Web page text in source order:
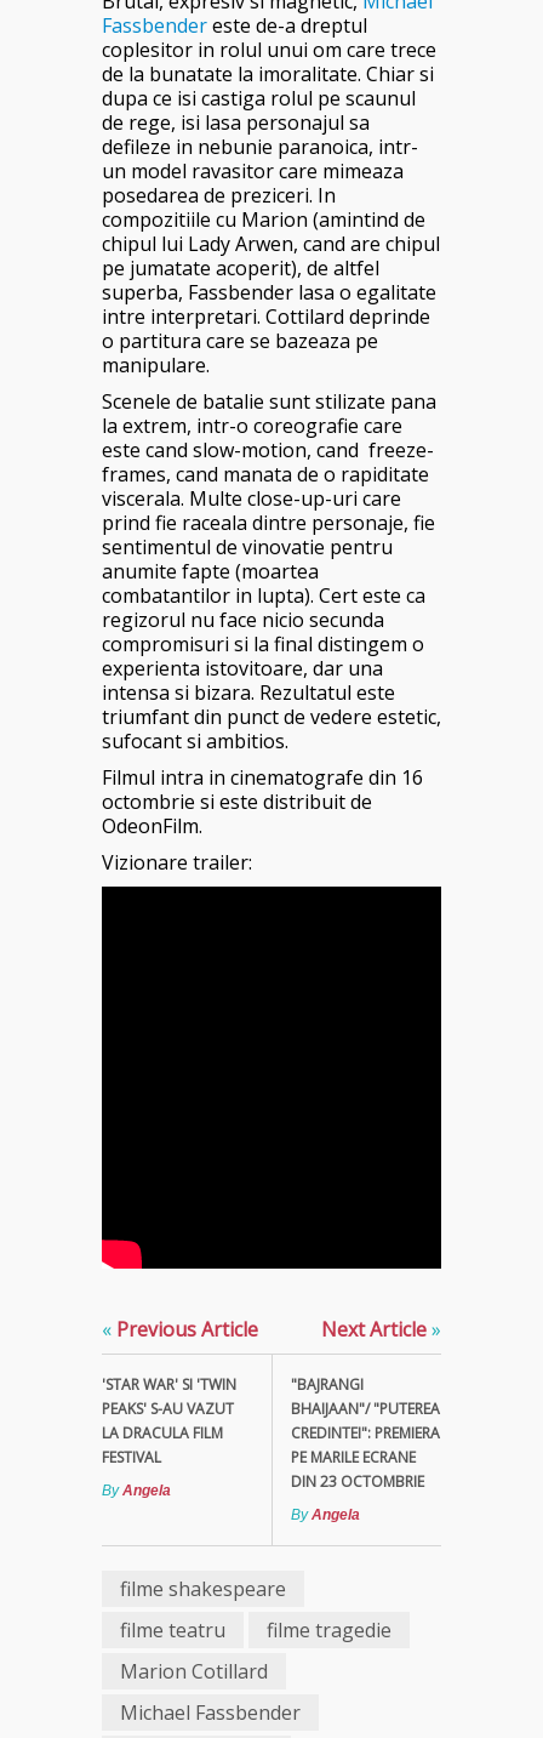
Fassbendereste de-a dreptul
coplesitor in rolul unui om care trece
de la bunatate la imoralitate. Chiar si
dupa ce isi castiga rolul pe scaunul
de rege, isi lasa personajul sa
defileze in nebunie paranoica, intr-
un model ravasitor care mimeaza
posedarea de preziceri. In
compozitiile cu Marion (amintind de
chipul lui Lady Arwen, cand are chipul
pe jumatate acoperit), de altfel
superba, Fassbender lasa o egalitate
intre interpretari. Cottilard deprinde
o partitura care se bazeaza pe
manipulare.
Scenele de batalie sunt stilizate pana
la extrem, intr-o coreografie care
este cand slow-motion, cand freeze-
frames, cand manata de o rapiditate
viscerala. Multe close-up-uri care
prind fie raceala dintre personaje, fie
sentimentul de vinovatie pentru
anumite fapte (moartea
combatantilor in lupta). Cert este ca
regizorul nu face nicio secunda
compromisuri si la final distingem o
experienta istovitoare, dar una
intensa si bizara. Rezultatul este
triumfant din punct de vedere estetic,
sufocant si ambitios.
Filmul intra in cinematografe din 16
octombrie si este distribuit de
OdeonFilm.
Vizionare trailer:
« Previous Article
'STAR WAR' SI 'TWIN
PEAKS' S-AU VAZUT
LA DRACULA FILM
FESTIVAL
ByAngela
Next Article»
"BAJRANGI
BHAIJAAN"/ "PUTEREA
CREDINTEI": PREMIERA
PE MARILE ECRANE
DIN 23 OCTOMBRIE
ByAngela
filme shakespeare
filme teatru
filme tragedie
Marion Cotillard
Michael Fassbender